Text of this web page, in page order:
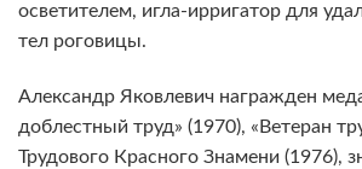
осветителем, игла-ирригатор для
тел роговицы.
Александр Яковлевич награжден
доблестный труд» (1970), «Ветеран
Трудового Красного Знамени (1976),